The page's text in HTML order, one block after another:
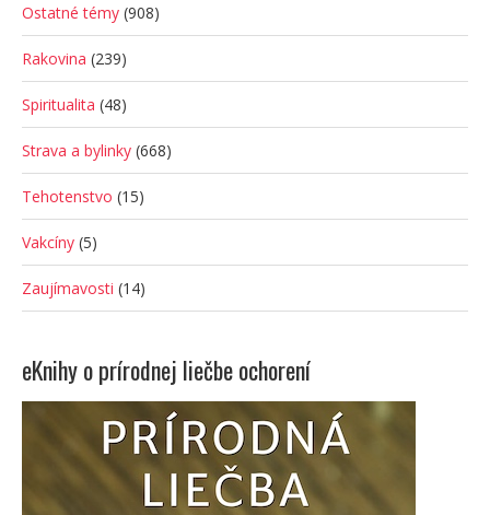
Ostatné témy (908)
Rakovina (239)
Spiritualita (48)
Strava a bylinky (668)
Tehotenstvo (15)
Vakcíny (5)
Zaujímavosti (14)
eKnihy o prírodnej liečbe ochorení